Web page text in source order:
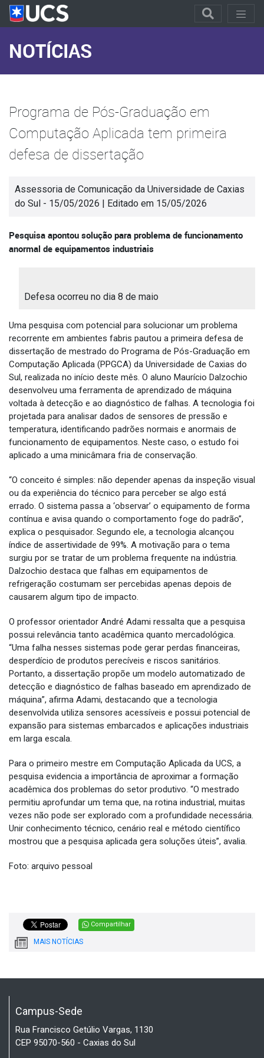
NOTÍCIAS
Programa de Pós-Graduação em
Computação Aplicada tem primeira
defesa de dissertação
Assessoria de Comunicação da Universidade de Caxias
do Sul - 15/05/2026 | Editado em 15/05/2026
Pesquisa apontou solução para problema de funcionamento
anormal de equipamentos industriais
Defesa ocorreu no dia 8 de maio
Uma pesquisa com potencial para solucionar um problema
recorrente em ambientes fabris pautou a primeira defesa de
dissertação de mestrado do Programa de Pós-Graduação em
Computação Aplicada (PPGCA) da Universidade de Caxias do
Sul, realizada no início deste mês. O aluno Maurício Dalzochio
desenvolveu uma ferramenta de aprendizado de máquina
voltada à detecção e ao diagnóstico de falhas. A tecnologia foi
projetada para analisar dados de sensores de pressão e
temperatura, identificando padrões normais e anormais de
funcionamento de equipamentos. Neste caso, o estudo foi
aplicado a uma minicâmara fria de conservação.
“O conceito é simples: não depender apenas da inspeção visual
ou da experiência do técnico para perceber se algo está
errado. O sistema passa a ‘observar’ o equipamento de forma
contínua e avisa quando o comportamento foge do padrão”,
explica o pesquisador. Segundo ele, a tecnologia alcançou
índice de assertividade de 99%. A motivação para o tema
surgiu por se tratar de um problema frequente na indústria.
Dalzochio destaca que falhas em equipamentos de
refrigeração costumam ser percebidas apenas depois de
causarem algum tipo de impacto.
O professor orientador André Adami ressalta que a pesquisa
possui relevância tanto acadêmica quanto mercadológica.
“Uma falha nesses sistemas pode gerar perdas financeiras,
desperdício de produtos perecíveis e riscos sanitários.
Portanto, a dissertação propõe um modelo automatizado de
detecção e diagnóstico de falhas baseado em aprendizado de
máquina”, afirma Adami, destacando que a tecnologia
desenvolvida utiliza sensores acessíveis e possui potencial de
expansão para sistemas embarcados e aplicações industriais
em larga escala.
Para o primeiro mestre em Computação Aplicada da UCS, a
pesquisa evidencia a importância de aproximar a formação
acadêmica dos problemas do setor produtivo. “O mestrado
permitiu aprofundar um tema que, na rotina industrial, muitas
vezes não pode ser explorado com a profundidade necessária.
Unir conhecimento técnico, cenário real e método científico
mostrou que a pesquisa aplicada gera soluções úteis”, avalia.
Foto: arquivo pessoal
Compartilhar
MAIS NOTÍCIAS
Campus-Sede
Rua Francisco Getúlio Vargas, 1130
CEP 95070-560 - Caxias do Sul